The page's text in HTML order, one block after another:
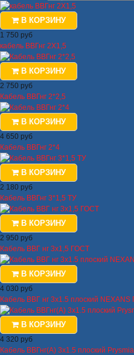
В КОРЗИНУ
1 750 руб
кабель ВВГнг 2Х1,5
В КОРЗИНУ
2 750 руб
Кабель ВВГнг 2*2,5
В КОРЗИНУ
4 650 руб
Кабель ВВГнг 2*4
В КОРЗИНУ
2 180 руб
Кабель ВВГнг 3*1,5 ТУ
В КОРЗИНУ
2 950 руб
Кабель ВВГ нг 3х1,5 ГОСТ
В КОРЗИНУ
4 030 руб
Кабель ВВГ нг 3х1.5 плоский
В КОРЗИНУ
4 320 руб
Кабель ВВГнг(А) 3х1.5 плоский